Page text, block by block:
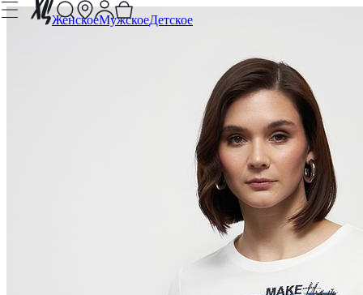
ЖенскоеМужскоеДетское